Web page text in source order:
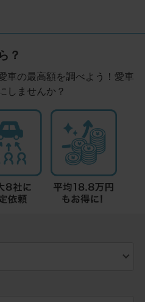
？
車の最高額を調べよう！愛車
しませんか？